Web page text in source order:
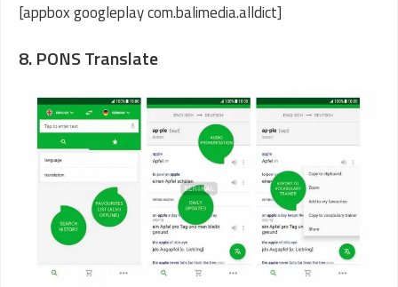
[appbox googleplay com.balimedia.alldict]
8. PONS Translate